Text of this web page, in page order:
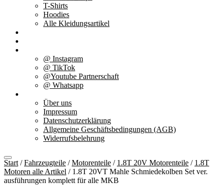
T-Shirts
Hoodies
Alle Kleidungsartikel
@ Instagram
@ TikTok
@Youtube Partnerschaft
@ Whatsapp
Über uns
Impressum
Datenschutzerklärung
Allgemeine Geschäftsbedingungen (AGB)
Widerrufsbelehrung
Start /Fahrzeugteile /Motorenteile / 1.8T 20V Motorenteile / 1.8T
Motoren alle Artikel / 1.8T 20VT Mahle Schmiedekolben Set ver.
ausführungen komplett für alle MKB